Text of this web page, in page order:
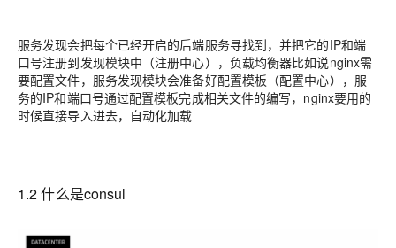
服务发现会把每个已经开启的后端服务寻找到，并把它的IP和端
口号注册到发现模块中（注册中心），负载均衡器比如说nginx需
要配置文件，服务发现模块会准备好配置模板（配置中心），服
务的IP和端口号通过配置模板完成相关文件的编写，nginx要用的
时候直接导入进去，自动化加载
1.2 什么是consul